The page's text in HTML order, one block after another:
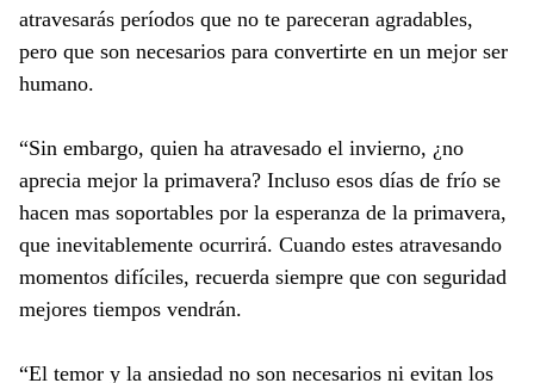
atravesarás períodos que no te pareceran agradables,
pero que son necesarios para convertirte en un mejor ser
humano.
“Sin embargo, quien ha atravesado el invierno, ¿no
aprecia mejor la primavera? Incluso esos días de frío se
hacen mas soportables por la esperanza de la primavera,
que inevitablemente ocurrirá. Cuando estes atravesando
momentos difíciles, recuerda siempre que con seguridad
mejores tiempos vendrán.
“El temor y la ansiedad no son necesarios ni evitan los